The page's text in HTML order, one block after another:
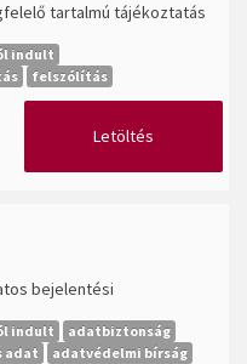
tartalmú tájékoztatás
indult
felszólítás
Letöltés
bejelentési
indult
adatbiztonság
adat
adatvédelmi bírság